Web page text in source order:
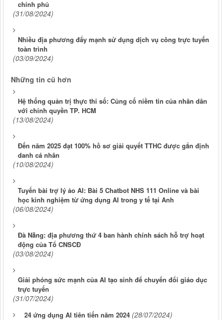
chính phủ
(31/08/2024)
Nhiều địa phương đẩy mạnh sử dụng dịch vụ công trực tuyến
toàn trình
(03/09/2024)
Những tin cũ hơn
Hệ thống quản trị thực thi số: Củng cố niềm tin của nhân dân
với chính quyền TP. HCM
(13/08/2024)
Đến năm 2025 đạt 100% hồ sơ giải quyết TTHC được gắn định
danh cá nhân
(10/08/2024)
Tuyến bài trợ lý ảo AI: Bài 5 Chatbot NHS 111 Online và bài
học kinh nghiệm từ ứng dụng AI trong y tế tại Anh
(06/08/2024)
Đà Nẵng: địa phương thứ 4 ban hành chính sách hỗ trợ hoạt
động của Tổ CNSCĐ
(03/08/2024)
Giải phóng sức mạnh của AI tạo sinh để chuyển đổi giáo dục
trực tuyến
(31/07/2024)
24 ứng dụng AI tiên tiến năm 2024 (28/07/2024)